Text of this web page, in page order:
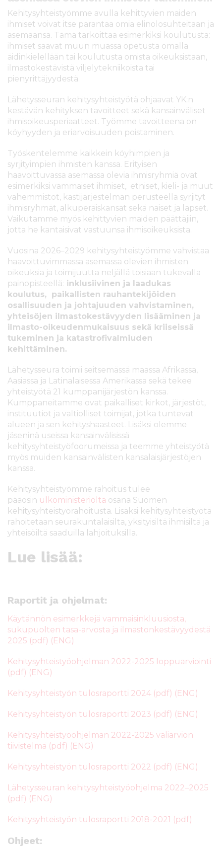
Kehitysyhteistyömme avulla kehittyvien maiden
ihmiset voivat itse parantaa omia elinolosuhteitaan ja
asemaansa. Tämä tarkoittaa esimerkiksi koulutusta:
ihmiset saavat muun muassa opetusta omalla
äidinkielellään tai koulutusta omista oikeuksistaan,
ilmastokestävistä viljelytekniikoista tai
pienyrittäjyydestä.
Lähetysseuran kehitysyhteistyötä ohjaavat YK:n
kestävän kehityksen tavoitteet sekä kansainväliset
ihmisoikeusperiaatteet. Työmme tavoitteena on
köyhyyden ja eriarvoisuuden poistaminen.
Työskentelemme kaikkein köyhimpien ja
syrjityimpien ihmisten kanssa. Erityisen
haavoittuvassa asemassa olevia ihmisryhmiä ovat
esimerkiksi vammaiset ihmiset, etniset, kieli- ja muut
vähemmistöt, kastijärjestelmän perusteella syrjityt
ihmisryhmät, alkuperäiskansat sekä naiset ja lapset.
Vaikutamme myös kehittyvien maiden päättäjiin,
jotta he kantaisivat vastuunsa ihmisoikeuksista.
Vuosina 2026–2029 kehitysyhteistyömme vahvistaa
haavoittuvimmassa asemassa olevien ihmisten
oikeuksia ja toimijuutta neljällä toisiaan tukevalla
painopisteellä: inklusiivinen ja laadukas
koulutus, paikallisten rauhantekijöiden
osallisuuden ja johtajuuden vahvistaminen,
yhteisöjen ilmastokestävyyden lisääminen ja
ilmasto-oikeudenmukaisuus sekä kriiseissä
tukeminen ja katastrofivalmiuden
kehittäminen.
Lähetysseura toimii seitsemässä maassa Afrikassa,
Aasiassa ja Latinalaisessa Amerikassa sekä tekee
yhteistyötä 21 kumppanijärjestön kanssa.
Kumppaneitamme ovat paikalliset kirkot, järjestöt,
instituutiot ja valtiolliset toimijat, jotka tuntevat
alueen ja sen kehityshaasteet. Lisäksi olemme
jäseninä useissa kansainvälisissä
kehitysyhteistyöfoorumeissa ja teemme yhteistyötä
myös muiden kansainvälisten kansalaisjärjestöjen
kanssa.
Kehitysyhteistyömme rahoitus tulee
pääosin ulkoministeriöltä osana Suomen
kehitysyhteistyörahoitusta. Lisäksi kehitysyhteistyötä
rahoitetaan seurakuntalaisilta, yksityisiltä ihmisiltä ja
yhteisöiltä saaduilla lahjoituksilla.
Lue lisää:
Raportit ja ohjelmat:
Käytännön esimerkkejä vammaisinkluusiosta,
sukupuolten tasa-arvosta ja ilmastonkestävyydestä
2025 (pdf) (ENG)
Kehitysyhteistyöohjelman 2022-2025 loppuarviointi
(pdf) (ENG)
Kehitysyhteistyön tulosraportti 2024 (pdf) (ENG)
Kehitysyhteistyön tulosraportti 2023 (pdf) (ENG)
Kehitysyhteistyöohjelman 2022-2025 väliarvion
tiivistelmä (pdf) (ENG)
Kehitysyhteistyön tulosraportti 2022 (pdf) (ENG)
Lähetysseuran kehitysyhteistyöohjelma 2022–2025
(pdf) (ENG)
Kehitysyhteistyön tulosraportti 2018-2021 (pdf)
Ohjeet: